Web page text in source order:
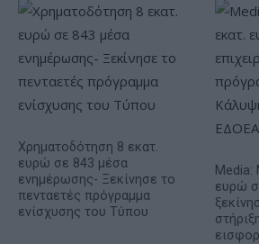
Χρηματοδότηση 8 εκατ.
ευρώ σε 843 μέσα
ενημέρωσης- Ξεκίνησε το
πενταετές πρόγραμμα
ενίσχυσης του Τύπου
Media:
ευρώ